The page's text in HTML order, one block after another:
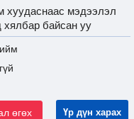
хуудаснаас мэдээлэл
хялбар байсан уу
өгөх Үр дүн харах